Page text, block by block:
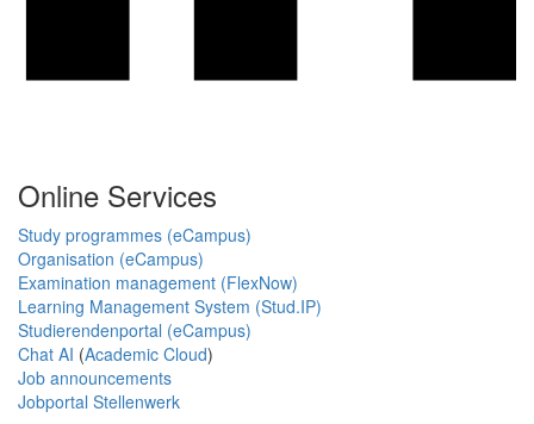
Online Services
Study programmes (eCampus)
Organisation (eCampus)
Examination management (FlexNow)
Learning Management System (Stud.IP)
Studierendenportal (eCampus)
Chat AI (Academic Cloud)
Job announcements
Jobportal Stellenwerk